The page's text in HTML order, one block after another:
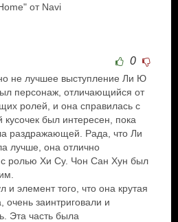
от Navi
0
не лучшее выступление Ли Ю
персонаж, отличающийся от
ролей, и она справилась с
был интересен, пока
раздражающей. Рада, что Ли
лучше, она отлично
с ролью Хи Су. Чон Сан Хун был
и элемент того, что она крутая
очень заинтриговали и
Эта часть была